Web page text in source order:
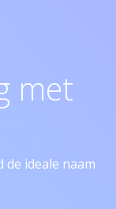
met
de ideale naam